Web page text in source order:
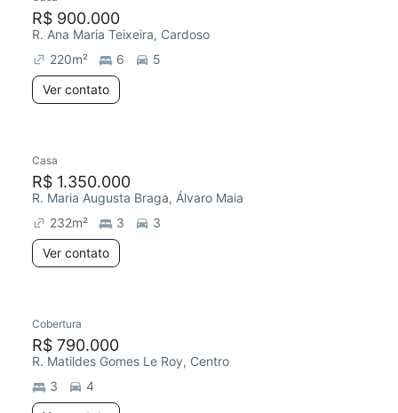
R$ 900.000
R. Ana Maria Teixeira, Cardoso
220m² 6
5
Ver contato
Casa
R$ 1.350.000
R. Maria Augusta Braga, Álvaro Maia
232m² 3
3
Ver contato
Cobertura
R$ 790.000
R. Matildes Gomes Le Roy, Centro
3
4